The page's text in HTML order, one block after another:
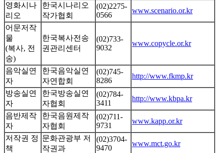
영화시나
리오
한국시나리오
작가협회
(02)2275-
0566
www.scenario.or.kr
어문저작
물
(복사, 전
송)
한국복사전송
권관리센터
(02)733-
9032
www.copycle.or.kr
음악실연
자
한국음악실연
자연합회
(02)745-
8286
http://www.fkmp.kr
방송실연
자
한국방송실연
자협회
(02)784-
3411
http://www.kbpa.kr
음반제작
자
한국음원제작
자협회
(02)711-
9731
www.kapp.or.kr
저작권 정
책
문화관광부 저
작권과
(02)3704-
9470
www.mct.go.kr